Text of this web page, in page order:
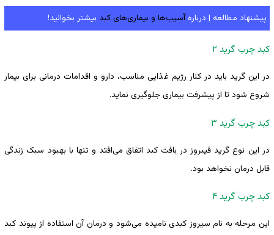
پیشنهاد مطالعه | دربارهآسیب‌ها و بیماری‌های کبد بیشتر بخوانید!
کبد چرب گرید ۲
در این گرید باید در کنار رژیم غذایی مناسب، دارو و اقدامات درمانی برای بیمار
شروع شود تا از پیشرفت بیماری جلوگیری نماید.
کبد چرب گرید ۳
در این نوع گرید فیبروز در بافت کبد اتفاق می‌افتد و تنها با بهبود سبک زندگی
قابل درمان نخواهد بود.
کبد چرب گرید ۴
این مرحله به نام سیروز کبدی نامیده می‌شود و درمان آن استفاده از پیوند کبد